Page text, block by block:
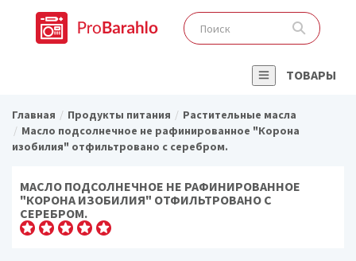
ТОВАРЫ
Главная Продукты питания
Растительные масла
Масло подсолнечное не рафинированное "Корона
изобилия" отфильтровано с серебром.
МАСЛО ПОДСОЛНЕЧНОЕ НЕ РАФИНИРОВАННОЕ
"КОРОНА ИЗОБИЛИЯ" ОТФИЛЬТРОВАНО С
СЕРЕБРОМ.